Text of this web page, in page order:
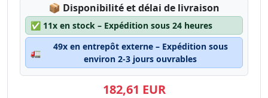
📦 Lagerstatus:
Disponibilité et délai de livraison
✅ 11x en stock – Expédition sous 24 heures
🚛
49x en entrepôt externe – Expédition sous
environ 2-3 jours ouvrables
182,61 EUR